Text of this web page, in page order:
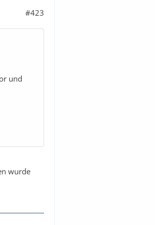
#423
und
wurde